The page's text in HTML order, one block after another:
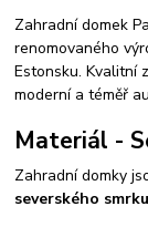
Zahradní domek
renomovaného
Estonsku. Kvalitní
moderní a téměř
Materiál -
Zahradní domky
severského